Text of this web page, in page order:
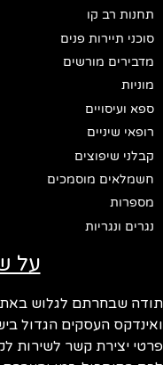
תחנות רב קו
סוכני תיירות פנים
מדבירים מורשים
מוניות
ספא ועיסויים
רופאי שיניים
קבלני שיפוצים
חשמלאים מוסמכים
מספרות
נגרים ונגריות
על
שבחרתם לגלוש באתר
העסקים הגדול
יצירת קשר לשירות